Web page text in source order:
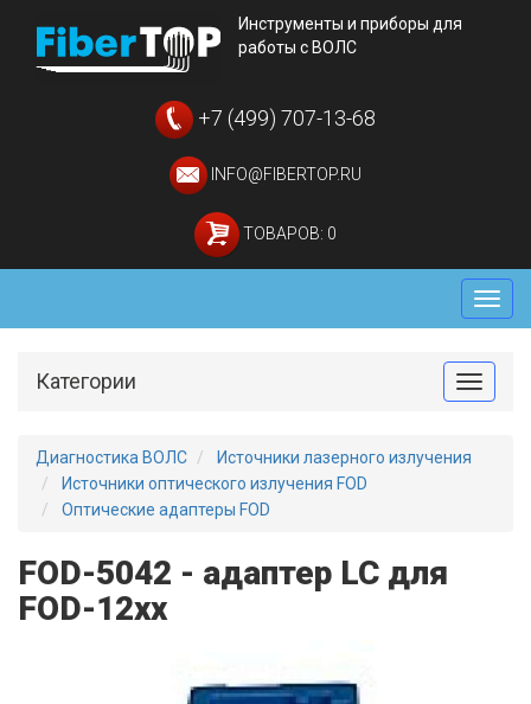
Инструменты и приборы для
работы с ВОЛС
+7 (499) 707-13-68
INFO@FIBERTOP.RU
ТОВАРОВ: 0
Меню
Toggle
Категории
Диагностика ВОЛС
Источники лазерного излучения
Источники оптического излучения FOD
Оптические адаптеры FOD
FOD-5042 - адаптер LC для
FOD-12xx